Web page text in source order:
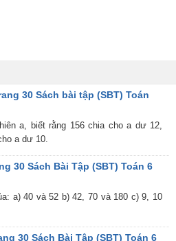
30 Sách bài tập (SBT) Toán
a, biết rằng 156 chia cho a dư 12,
a dư 10.
30 Sách Bài Tập (SBT) Toán 6
a) 40 và 52 b) 42, 70 và 180 c) 9, 10
30 Sách Bài Tập (SBT) Toán 6